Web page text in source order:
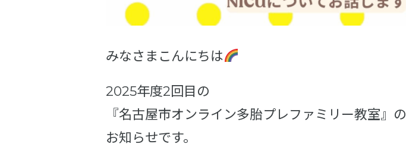
みなさまこんにちは
2025年度2回目の
『名古屋市オンライン多胎プレファミリー教室』の
お知らせです。